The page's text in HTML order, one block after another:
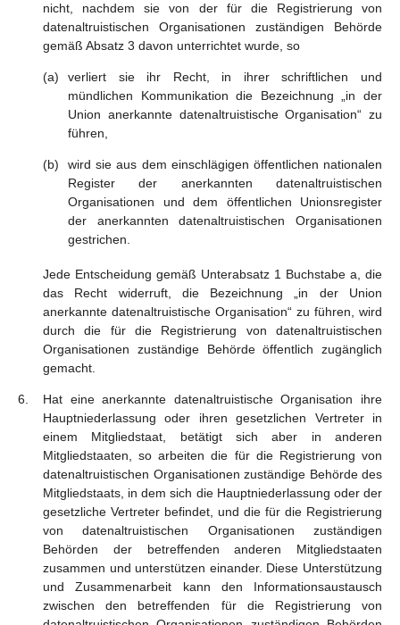
nicht, nachdem sie von der für die Registrierung von
datenaltruistischen Organisationen zuständigen Behörde
gemäß Absatz 3 davon unterrichtet wurde, so
verliert sie ihr Recht, in ihrer schriftlichen und
mündlichen Kommunikation die Bezeichnung „in der
Union anerkannte datenaltruistische Organisation“ zu
führen,
wird sie aus dem einschlägigen öffentlichen nationalen
Register der anerkannten datenaltruistischen
Organisationen und dem öffentlichen Unionsregister
der anerkannten datenaltruistischen Organisationen
gestrichen.
Jede Entscheidung gemäß Unterabsatz 1 Buchstabe a, die
das Recht widerruft, die Bezeichnung „in der Union
anerkannte datenaltruistische Organisation“ zu führen, wird
durch die für die Registrierung von datenaltruistischen
Organisationen zuständige Behörde öffentlich zugänglich
gemacht.
Hat eine anerkannte datenaltruistische Organisation ihre
Hauptniederlassung oder ihren gesetzlichen Vertreter in
einem Mitgliedstaat, betätigt sich aber in anderen
Mitgliedstaaten, so arbeiten die für die Registrierung von
datenaltruistischen Organisationen zuständige Behörde des
Mitgliedstaats, in dem sich die Hauptniederlassung oder der
gesetzliche Vertreter befindet, und die für die Registrierung
von datenaltruistischen Organisationen zuständigen
Behörden der betreffenden anderen Mitgliedstaaten
zusammen und unterstützen einander. Diese Unterstützung
und Zusammenarbeit kann den Informationsaustausch
zwischen den betreffenden für die Registrierung von